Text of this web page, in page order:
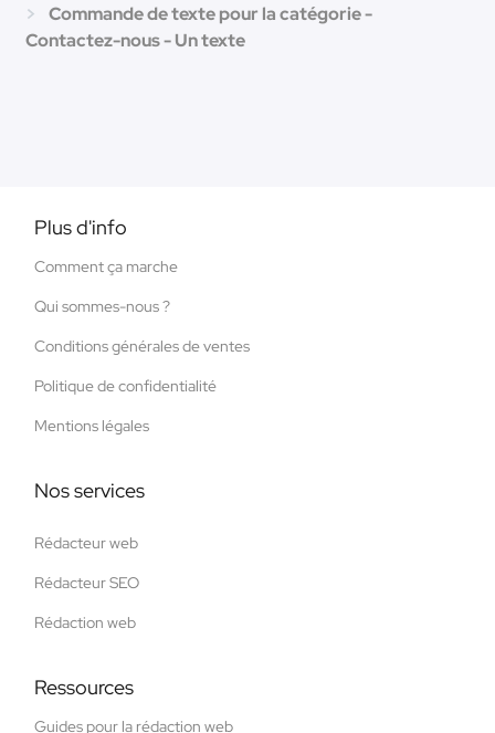
Commande de texte pour la catégorie -
Contactez-nous - Un texte
Plus d'info
Comment ça marche
Qui sommes-nous ?
Conditions générales de ventes
Politique de confidentialité
Mentions légales
Nos services
Rédacteur web
Rédacteur SEO
Rédaction web
Ressources
Guides pour la rédaction web